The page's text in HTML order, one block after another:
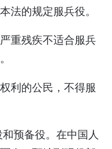
法的规定服兵役。
重残疾不适合服兵
利的公民，不得服
预备役。在中国人